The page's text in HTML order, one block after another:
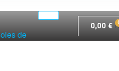
de
0,00 €